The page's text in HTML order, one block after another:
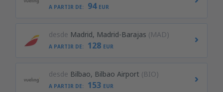
A PARTIR DE: 94 EUR
desde Madrid, Madrid-Barajas (MAD)
A PARTIR DE: 128 EUR
desde Bilbao, Bilbao Airport (BIO)
A PARTIR DE: 153 EUR